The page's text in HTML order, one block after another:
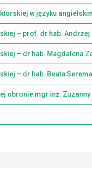
w języku
– prof. dr hab. Andrzej
– dr hab. Magdalena
– dr hab. Beata
obronie mgr inż. Zuzanny